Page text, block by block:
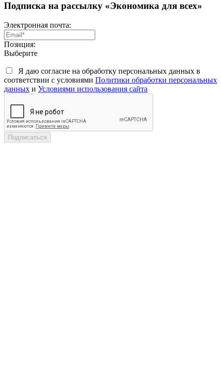
Подписка на рассылку «Экономика для всех»
Электронная почта:
Позиция:
Выберите
Я даю согласие на обработку персональных данных в
соответствии с условиями Политики обработки персональных
данных и Условиями использования сайта
Подписаться